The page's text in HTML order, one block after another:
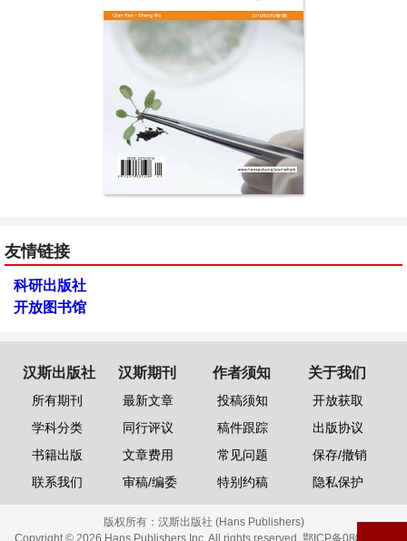
友情链接
科研出版社
开放图书馆
汉斯出版社
所有期刊
学科分类
书籍出版
联系我们
汉斯期刊
最新文章
同行评议
文章费用
审稿/编委
作者须知
投稿须知
稿件跟踪
常见问题
特别约稿
关于我们
开放获取
出版协议
保存/撤销
隐私保护
版权所有： 汉斯出版社 (Hans Publishers)
Copyright © 2026 Hans Publishers Inc. All rights reserved. 鄂ICP备08006613